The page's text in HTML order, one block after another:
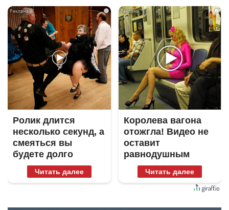
i
Ролик длится
несколько секунд, а
смеяться вы
будете долго
Читать далее
i
Королева вагона
отожгла! Видео не
оставит
равнодушным
Читать далее